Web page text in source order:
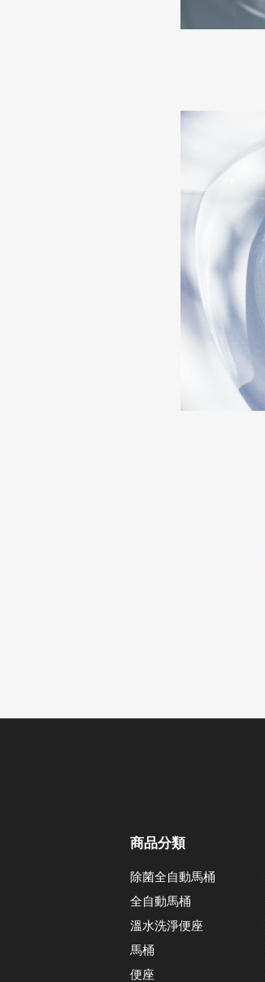
商品分類
除菌全自動馬桶
全自動馬桶
溫水洗淨便座
馬桶
便座